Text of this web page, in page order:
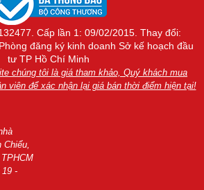
Cấp lần 1: 09/02/2015. Thay đổi:
đăng ký kinh doanh Sở kế hoạch đầu
tư TP Hồ Chí Minh
chúng tôi là giá tham khảo, Quý khách mua
viên để xác nhận lại giá bán thời điểm hiện tại!
-